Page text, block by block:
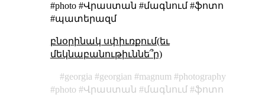
#photo #Վրաստան #մագնում #ֆոտո
#պատերազմ
բնօրինակ սփիւռքում(եւ
մեկնաբանութիւննե՞ր)
georgia georgian magnum
photography
photo
Վրաստան մագնում
ֆոտո